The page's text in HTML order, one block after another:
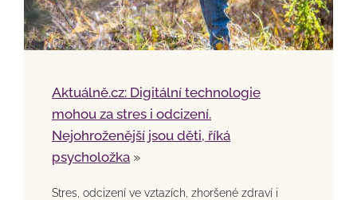
Aktuálně.cz: Digitální technologie
mohou za stres i odcizení.
Nejohroženější jsou děti, říká
psycholožka »
Stres, odcizení ve vztazích, zhoršené zdraví i